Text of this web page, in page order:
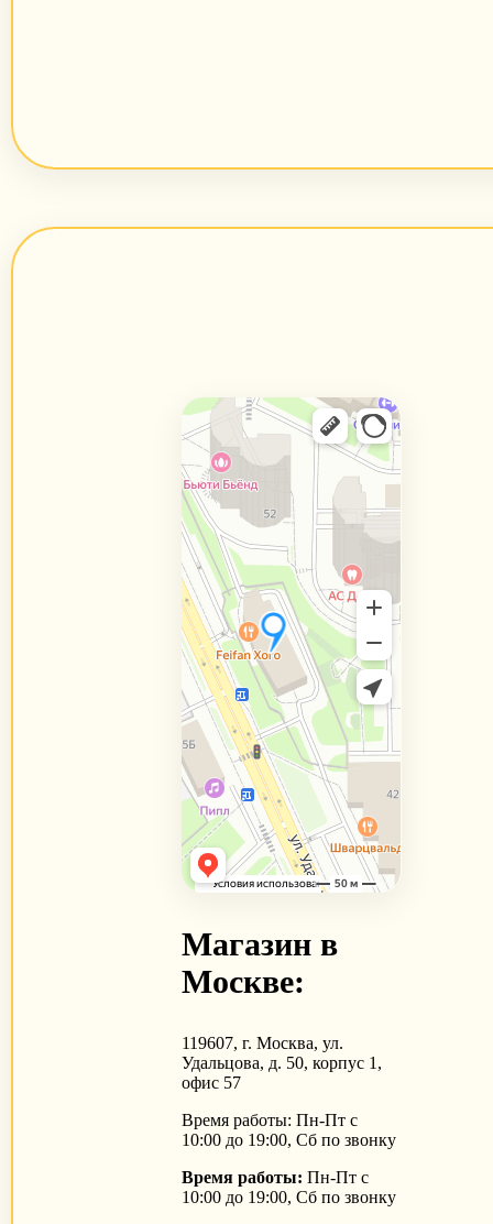
Магазин в
Москве:
119607, г. Москва, ул.
Удальцова, д. 50, корпус 1,
офис 57
Время работы: Пн-Пт с
10:00 до 19:00, Сб по звонку
Время работы: Пн-Пт с
10:00 до 19:00, Сб по звонку